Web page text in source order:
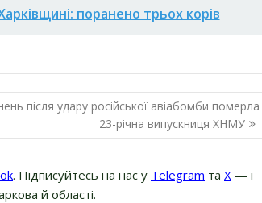
поранено трьох корів
після удару російської авіабомби померла
23-річна випускниця ХНМУ
. Підписуйтесь на нас у Telegram та Х — і
й області.